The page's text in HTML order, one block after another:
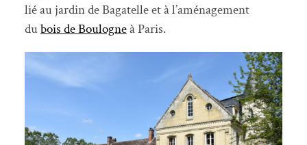
lié au jardin de Bagatelle et à l’aménagement
dubois de Boulogneà Paris.